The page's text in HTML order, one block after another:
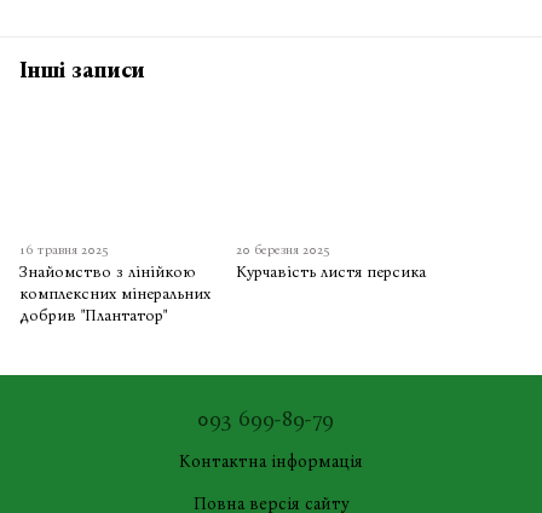
Інші записи
16 травня 2025
Знайомство з лінійкою
комплексних мінеральних
добрив "Плантатор"
20 березня 2025
Курчавість листя персика
093 699-89-79
Контактна інформація
Повна версія сайту